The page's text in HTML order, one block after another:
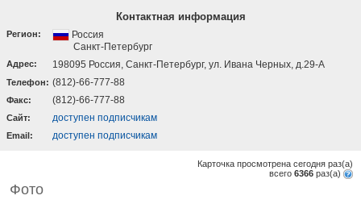
Контактная информация
Регион:
Россия
Санкт-Петербург
Адрес: 198095 Россия, Санкт-Петербург, ул. Ивана Черных, д.29-А
Телефон: (812)-66-777-88
Факс: (812)-66-777-88
Cайт: доступен подписчикам
Email: доступен подписчикам
Карточка просмотрена сегодня раз(a)
всего 6366 раз(a)
Фото